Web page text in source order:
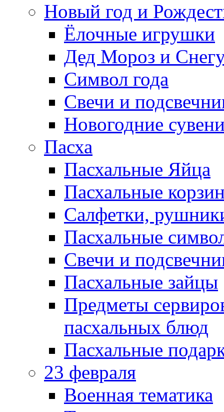
Новый год и
Ёлочные игрушки
Дед Мороз и
Символ года
Свечи и
Новогодние
Пасха
Пасхальные Яйца
Пасхальные
Салфетки,
Пасхальные
Свечи и
Пасхальные зайцы
Предметы
пасхальных блюд
Пасхальные
23 февраля
Военная тематика